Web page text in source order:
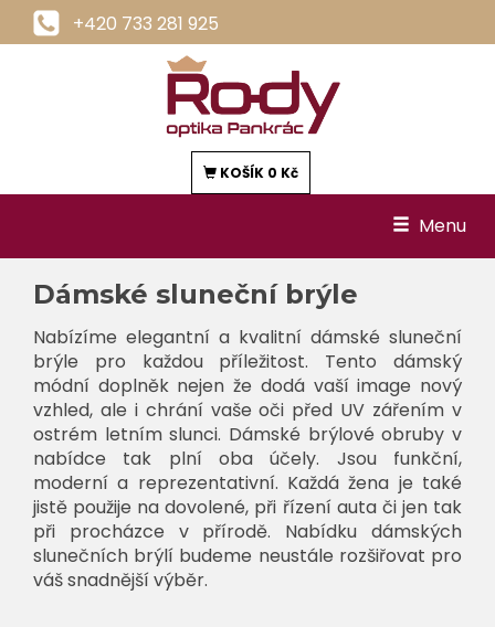
+420 733 281 925
KOŠÍK 0 Kč
Menu
Dámské sluneční brýle
Nabízíme elegantní a kvalitní dámské sluneční
brýle pro každou příležitost. Tento dámský
módní doplněk nejen že dodá vaší image nový
vzhled, ale i chrání vaše oči před UV zářením v
ostrém letním slunci. Dámské brýlové obruby v
nabídce tak plní oba účely. Jsou funkční,
moderní a reprezentativní. Každá žena je také
jistě použije na dovolené, při řízení auta či jen tak
při procházce v přírodě. Nabídku dámských
slunečních brýlí budeme neustále rozšiřovat pro
váš snadnější výběr.